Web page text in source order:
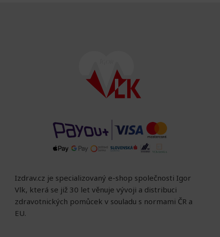
Izdrav.cz je specializovaný e-shop společnosti Igor
Vlk, která se již 30 let věnuje vývoji a distribuci
zdravotnických pomůcek v souladu s normami ČR a
EU.